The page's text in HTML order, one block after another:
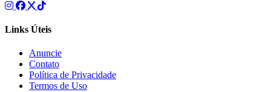
Links Úteis
Anuncie
Contato
Política de Privacidade
Termos de Uso